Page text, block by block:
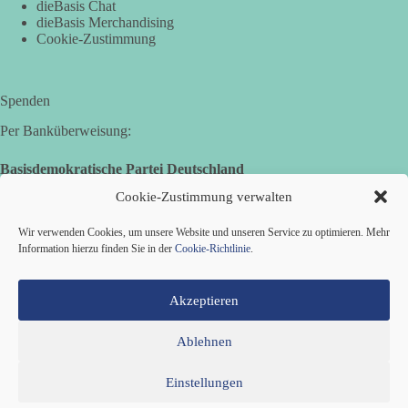
Cookie-Zustimmung verwalten
Wir verwenden Cookies, um unsere Website und unseren Service zu optimieren. Mehr
Information hierzu finden Sie in der Cookie-Richtlinie.
Akzeptieren
Ablehnen
Einstellungen
Sie sagten immer und immer wieder: „Nur die Impfung rettet
uns!“
Wir sagen heute: Die politischen Ansagen hätten fast mehr
🟩🟩🟦🟦🟥🟥🟧🟧
absurd wird.
🤝 Jetzt Mitglied werden:https://diebasis.de/mitgliedschaft/
#dieBasis #Meme #Plandemie #Corona #Impfung
dieBasis Chat
dieBasis Merchandising
Cookie-Zustimmung
Spenden
Per Banküberweisung:
Basisdemokratische Partei Deutschland
IBAN: DE16 6539 0120 0434 1370 06
BIC: GENODES1EBI
Kontakt
Cookie-Richtlinie (EU)